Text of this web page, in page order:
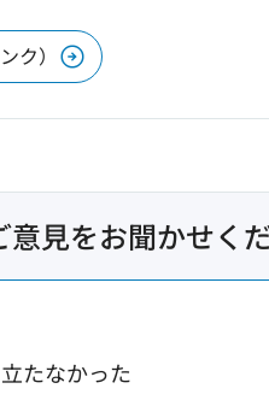
ク）
見をお聞かせく
たなかった